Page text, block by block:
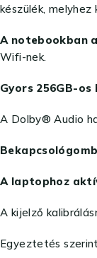
készülék,
A notebookban
Wifi-nek.
Gyors 256GB-os
A Dolby® Audio
A laptophoz
A kijelző
Egyeztetés